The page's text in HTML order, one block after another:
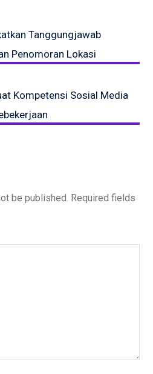
Tanggungjawab
Penomoran Lokasi
Kompetensi Sosial Media
be published. Required fields